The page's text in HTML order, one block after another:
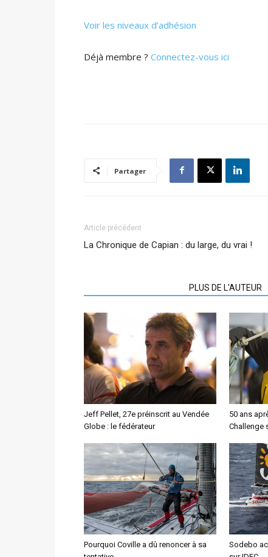
Voir les niveaux d’adhésion
Déjà membre ? Connectez-vous ici
Partager
Article précédent
La Chronique de Capian : du large, du vrai !
PLUS DE L'AUTEUR
Jeff Pellet, 27e préinscrit au Vendée
Globe : le fédérateur
50 ans
Challenge
Pourquoi Coville a dû renoncer à sa
Sodebo